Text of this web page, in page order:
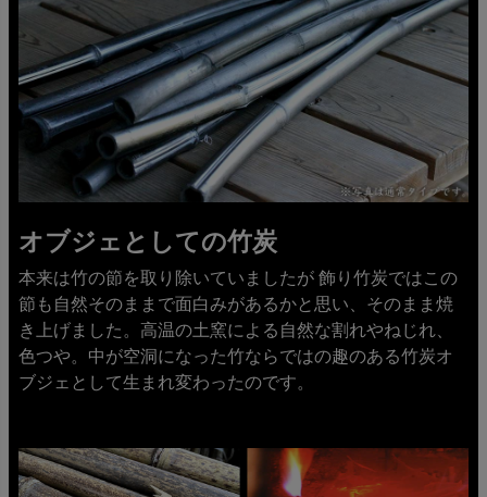
オブジェとしての竹炭
本来は竹の節を取り除いていましたが 飾り竹炭ではこの
節も自然そのままで面白みがあるかと思い、そのまま焼
き上げました。高温の土窯による自然な割れやねじれ、
色つや。中が空洞になった竹ならではの趣のある竹炭オ
ブジェとして生まれ変わったのです。